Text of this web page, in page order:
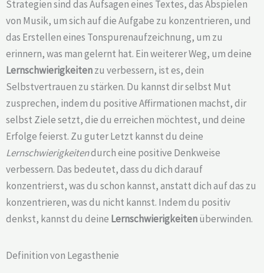
Strategien sind das Aufsagen eines Textes, das Abspielen
von Musik, um sich auf die Aufgabe zu konzentrieren, und
das Erstellen eines Tonspurenaufzeichnung, um zu
erinnern, was man gelernt hat. Ein weiterer Weg, um deine
Lernschwierigkeitenzu verbessern, ist es, dein
Selbstvertrauen zu stärken. Du kannst dir selbst Mut
zusprechen, indem du positive Affirmationen machst, dir
selbst Ziele setzt, die du erreichen möchtest, und deine
Erfolge feierst. Zu guter Letzt kannst du deine
Lernschwierigkeitendurch eine positive Denkweise
verbessern. Das bedeutet, dass du dich darauf
konzentrierst, was du schon kannst, anstatt dich auf das zu
konzentrieren, was du nicht kannst. Indem du positiv
denkst, kannst du deine Lernschwierigkeitenüberwinden.
Definition von Legasthenie